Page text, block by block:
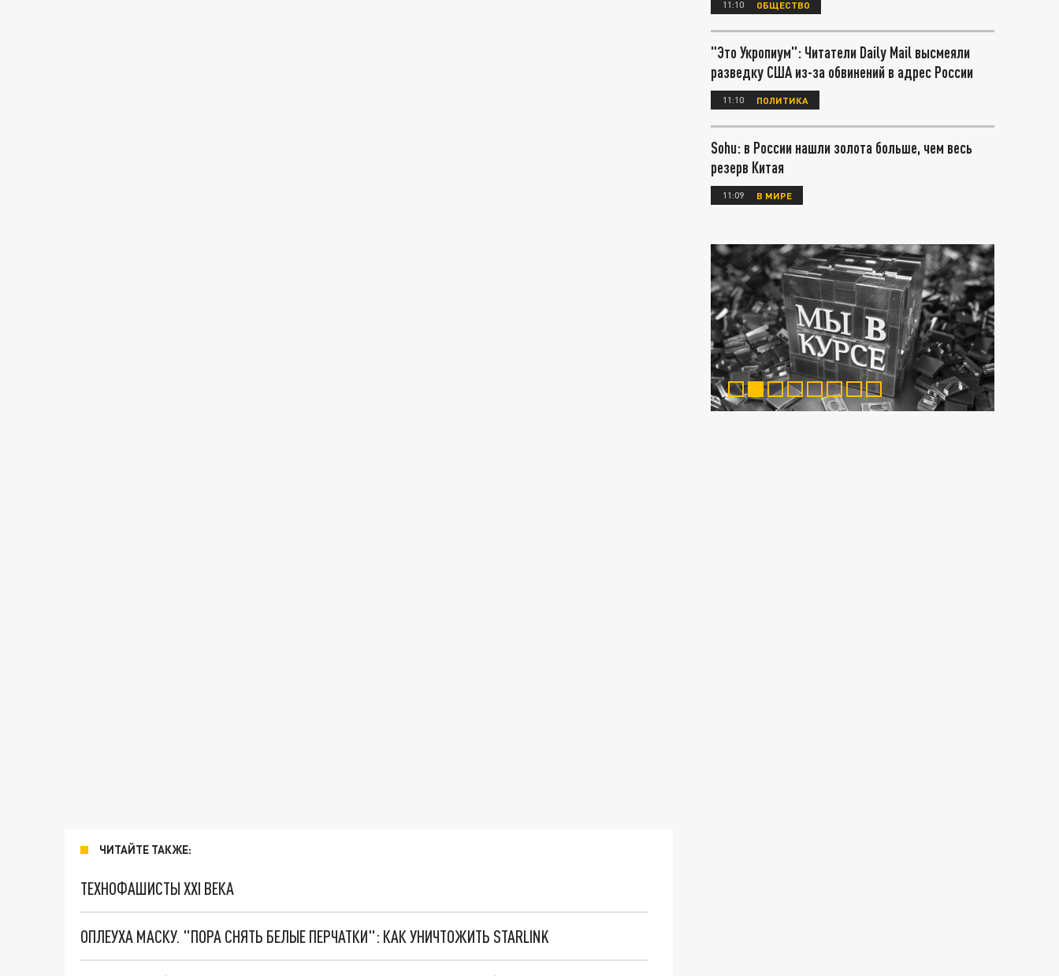
ЧИТАЙТЕ ТАКЖЕ:
ТЕХНОФАШИСТЫ XXI ВЕКА
ОПЛЕУХА МАСКУ. "ПОРА СНЯТЬ БЕЛЫЕ ПЕРЧАТКИ": КАК УНИЧТОЖИТЬ STARLINK
11:10 ОБЩЕСТВО
"Это Укропиум": Читатели Daily Mail высмеяли
разведку США из-за обвинений в адрес России
11:10 ПОЛИТИКА
Sohu: в России нашли золота больше, чем весь
резерв Китая
11:09 В МИРЕ